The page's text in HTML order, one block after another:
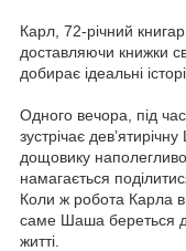
Карл, 72-річний
доставляючи книжки
добирає ідеальні
Одного вечора, під
зустрічає
дощовику
намагається
Коли ж робота Карла в
саме Шаша береться
житті.